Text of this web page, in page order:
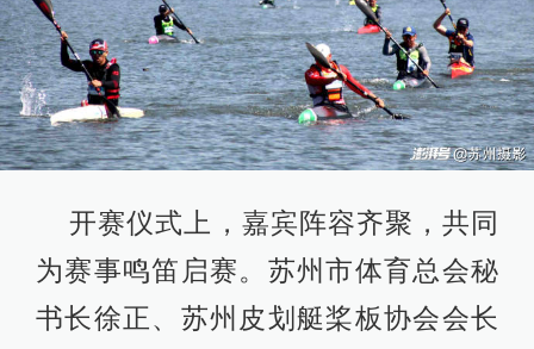
开赛仪式上，嘉宾阵容齐聚，共同
为赛事鸣笛启赛。苏州市体育总会秘
书长徐正、苏州皮划艇桨板协会会长